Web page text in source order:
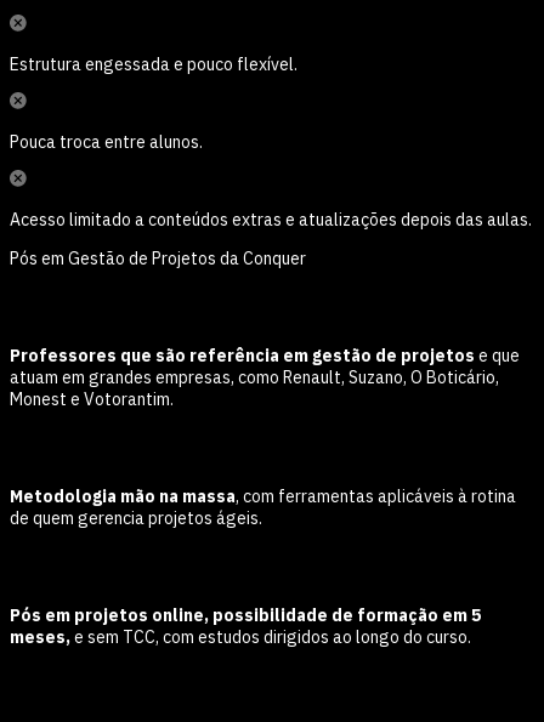
Estrutura engessada e pouco flexível.
Pouca troca entre alunos.
Acesso limitado a conteúdos extras e atualizações depois das aulas.
Pós em Gestão de Projetos da Conquer
Professores que são referência em gestão de projetos e que
atuam em grandes empresas, como Renault, Suzano, O Boticário,
Monest e Votorantim.
Metodologia mão na massa, com ferramentas aplicáveis à rotina
de quem gerencia projetos ágeis.
Pós em projetos online, possibilidade de formação em 5
meses,e sem TCC, com estudos dirigidos ao longo do curso.